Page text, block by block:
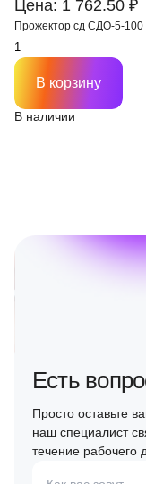
Цена: 1 762.50 ₽
Прожектор сд СДО-5-100
В наличии
В корзину
Есть
Просто оставьте
наш специалист
течение рабочего